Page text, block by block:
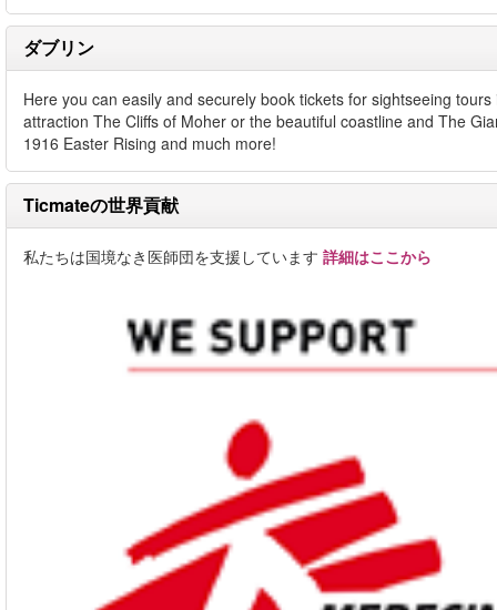
ダブリン
Here you can easily and securely book tickets for sightseeing
attraction The Cliffs of Moher or the beautiful coastline and The
1916 Easter Rising and much more!
Ticmateの世界貢献
私たちは国境なき医師団を支援しています 詳細はここから